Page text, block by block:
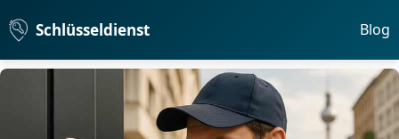
Schlüsseldienst Blog